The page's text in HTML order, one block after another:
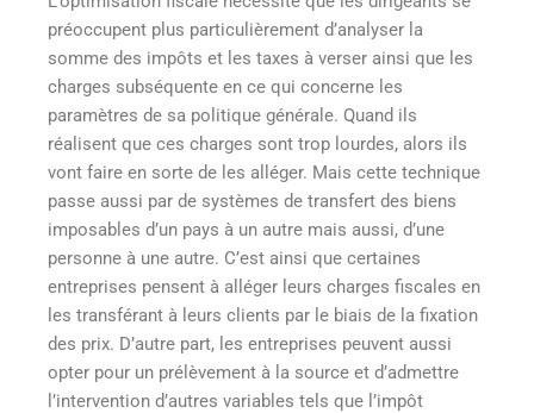
préoccupent plus particulièrement d’analyser la
somme des impôts et les taxes à verser ainsi que les
charges subséquente en ce qui concerne les
paramètres de sa politique générale. Quand ils
réalisent que ces charges sont trop lourdes, alors ils
vont faire en sorte de les alléger. Mais cette technique
passe aussi par de systèmes de transfert des biens
imposables d’un pays à un autre mais aussi, d’une
personne à une autre. C’est ainsi que certaines
entreprises pensent à alléger leurs charges fiscales en
les transférant à leurs clients par le biais de la fixation
des prix. D’autre part, les entreprises peuvent aussi
opter pour un prélèvement à la source et d’admettre
l’intervention d’autres variables tels que l’impôt